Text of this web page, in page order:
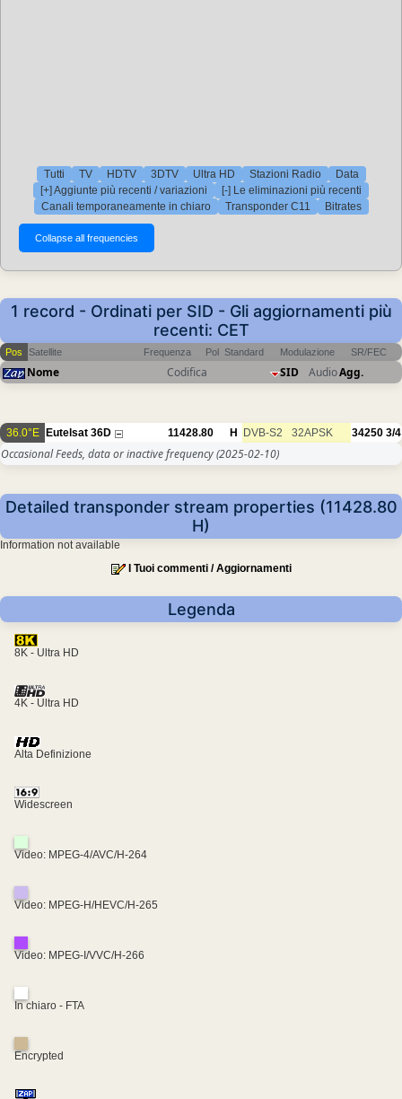
Tutti TV HDTV 3DTV Ultra HD Stazioni Radio
Data
[+] Aggiunte più recenti / variazioni
[-] Le eliminazioni più recenti
Canali temporaneamente in chiaro
Transponder C11 Bitrates
1 record - Ordinati per SID - Gli aggiornamenti più
recenti: CET
Pos Satellite Frequenza Pol Standard Modulazione SR/FEC
Nome Codifica SID AudioAgg.
36.0°E Eutelsat 36D 11428.80 H DVB-S2 32APSK 34250 3/4
Occasional Feeds, data or inactive frequency(2025-02-10)
Detailed transponder stream properties (11428.80
H)
Information not available
I Tuoi commenti / Aggiornamenti
Legenda
8K - Ultra HD
4K - Ultra HD
Alta Definizione
Widescreen
Video: MPEG-4/AVC/H-264
Video: MPEG-H/HEVC/H-265
Video: MPEG-I/VVC/H-266
In chiaro - FTA
Encrypted